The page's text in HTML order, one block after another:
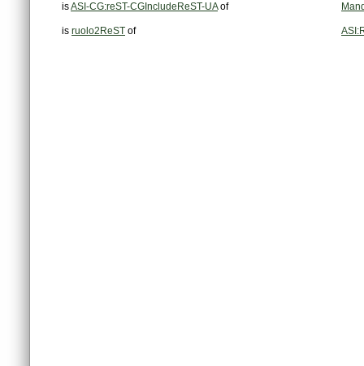
isASI-CG:reST-CGIncludeReST-UAof
is ruolo2ReST of